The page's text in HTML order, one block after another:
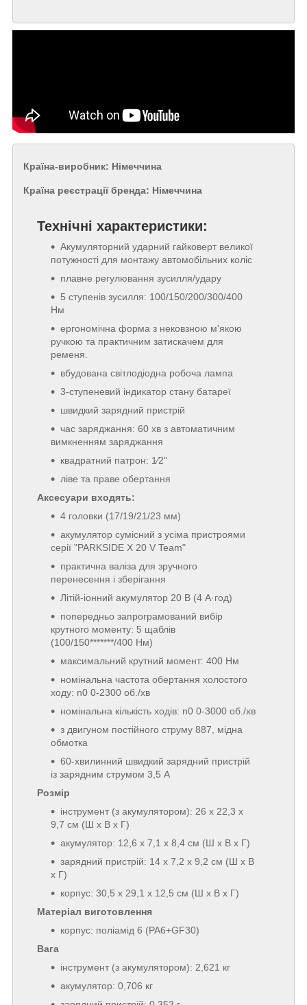
Технічні характеристики:
Акумуляторний ударний гайковерт великої
потужності для монтажу автомобільних коліс
плавне регулювання зусилля/удару
5 ступенів зусилля: 100/150/200/300/400
Нм
ергономічна форма з нековзною м'якою
ручкою та практичним затискачем для
ременя.
вбудована світлодіодна робоча лампа
3-ступеневий індикатор стану батареї
швидкий зарядний пристрій
час заряджання: 60 хв з автоматичним
вимкненням заряджання
квадратний патрон: 1⁄2"
ліве та праве обертання
Аксесуари входять:
4 головки (17/19/21/23 мм)
акумулятор сумісний з усіма пристроями
серії "PARKSIDE X 20 V Team"
практична валіза для зручного
перенесення і зберігання
Літій-іонний акумулятор 20 В (4 А·год)
попередньо запрограмований вибір
крутного моменту: 5 щаблів
(100/150*******/400 Нм)
максимальний крутний момент: 400 Нм
номінальна частота обертання холостого
ходу: n0 0-2300 об./хв
номінальна кількість ходів: n0 0-3000 об./хв
з двигуном постійного струму 887, мідна
обмотка
60-хвилинний швидкий зарядний пристрій
із зарядним струмом 3,5 А
Розмір
інструмент (з акумулятором): 26 x 22,3 x
9,7 см (Ш x В x Г)
акумулятор: 12,6 x 7,1 x 8,4 см (Ш x В x Г)
зарядний пристрій: 14 x 7,2 x 9,2 см (Ш x В
x Г)
корпус: 30,5 x 29,1 x 12,5 см (Ш x В x Г)
Матеріал виготовлення
корпус: поліамід 6 (PA6+GF30)
Вага
інструмент (з акумулятором): 2,621 кг
акумулятор: 0,706 кг
Країна реєстрації бренда: Німеччина
Країна-виробник: Німеччина